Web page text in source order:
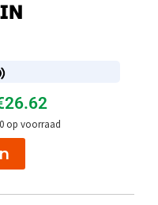
26.62
op voorraad